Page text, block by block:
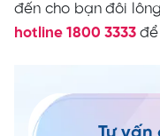
đến cho bạn đôi
hotline 1800 3333 để